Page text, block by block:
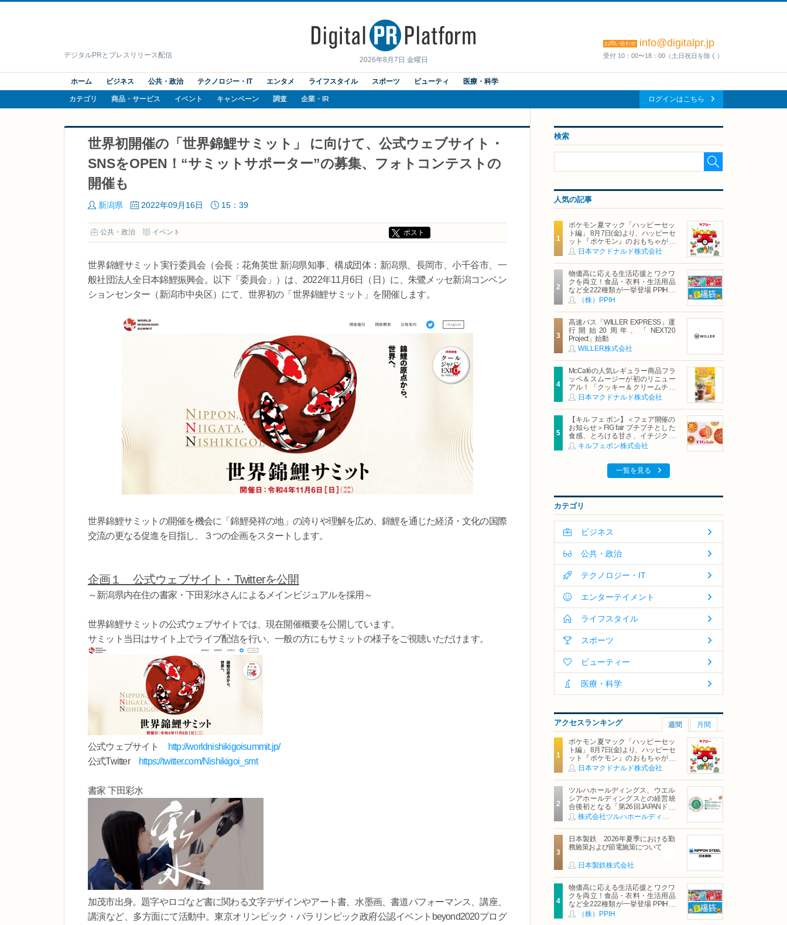
2026年8月7日 金曜日
デジタルPRとプレスリリース配信
お問い合わせ info@digitalpr.jp
受付 10：00〜18：00（土日祝日を除く）
ホーム ビジネス 公共・政治 テクノロジー・IT エンタメ ライフスタイル スポーツ ビューティ 医療・科学
カテゴリ 商品・サービス イベント キャンペーン 調査 企業・IR ログインはこちら
世界初開催の「世界錦鯉サミット」 に向けて、公式ウェブサイト・
SNSをOPEN！“サミットサポーター”の募集、フォトコンテストの
開催も
新潟県 2022年09月16日 15：39
公共・政治 イベント ポスト
世界錦鯉サミット実行委員会（会長：花角英世 新潟県知事、構成団体：新潟県、長岡市、小千谷市、一
般社団法人全日本錦鯉振興会。以下「委員会」）は、2022年11月6日（日）に、朱鷺メッセ新潟コンベン
ションセンター（新潟市中央区）にて、世界初の「世界錦鯉サミット」を開催します。
世界錦鯉サミットの開催を機会に「錦鯉発祥の地」の誇りや理解を広め、錦鯉を通じた経済・文化の国際
交流の更なる促進を目指し、３つの企画をスタートします。
企画１ 公式ウェブサイト・Twitterを公開
～新潟県内在住の書家・下田彩水さんによるメインビジュアルを採用～
世界錦鯉サミットの公式ウェブサイトでは、現在開催概要を公開しています。
サミット当日はサイト上でライブ配信を行い、一般の方にもサミットの様子をご視聴いただけます。
公式ウェブサイト
http://worldnishikigoisummit.jp/
公式Twitter
https://twitter.com/Nishikigoi_smt
書家 下田彩水
加茂市出身。題字やロゴなど書に関わる文字デザインやアート書、水墨画、書道パフォーマンス、講座、
講演など、多方面にて活動中。東京オリンピック・パラリンピック政府公認イベントbeyond2020プログ
検索
人気の記事
ポケモン夏マック「ハッピーセッ
ト編」 8月7日(金)より、ハッピーセ
ット『ポケモン』のおもちゃが期
間限定登場
日本マクドナルド株式会社
物価高に応える生活応援とワクワ
クを両立！食品・衣料・生活用品
など全222種類が一挙登場 PPIHグ
ループ「夏福袋」＆セール 8月6日
(木)より順次スタート
（株）PPIH
高速バス「WILLER EXPRESS」運
行開始20周年、「NEXT20
Project」始動
WILLER株式会社
McCaféの人気レギュラー商品フラ
ッペ＆スムージーが初のリニュー
アル！「クッキー＆クリームチョ
コフラッペ」「マンゴースムージ
ー」8月5日（水）から販売開始
日本マクドナルド株式会社
【キル フェ ボン】＜フェア開催の
お知らせ＞FIG fair プチプチとした
食感、とろける甘さ、イチジクの
魅力をたっぷりと。新作を含め、
イチジク尽くしの全4種が登場8月
キルフェボン株式会社
一覧を見る
カテゴリ
ビジネス
公共・政治
テクノロジー・IT
エンターテイメント
ライフスタイル
スポーツ
ビューティー
医療・科学
アクセスランキング 週間 月間
ポケモン夏マック「ハッピーセッ
ト編」 8月7日(金)より、ハッピーセ
ット『ポケモン』のおもちゃが期
間限定登場
日本マクドナルド株式会社
ツルハホールディングス、ウエル
シアホールディングスとの経営統
合後初となる「第26回JAPANドラ
ッグストアショー」に出展
株式会社ツルハホールディングス
日本製鉄 2026年夏季における勤
務施策および節電施策について
日本製鉄株式会社
物価高に応える生活応援とワクワ
クを両立！食品・衣料・生活用品
など全222種類が一挙登場 PPIHグ
ループ「夏福袋」＆セール 8月6日
（株）PPIH